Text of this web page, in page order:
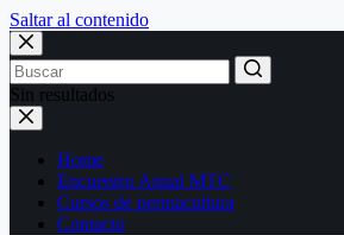
Saltar al contenido
Sin resultados
Home
Encuentro Anual MTC
Cursos de permacultura
Contacto